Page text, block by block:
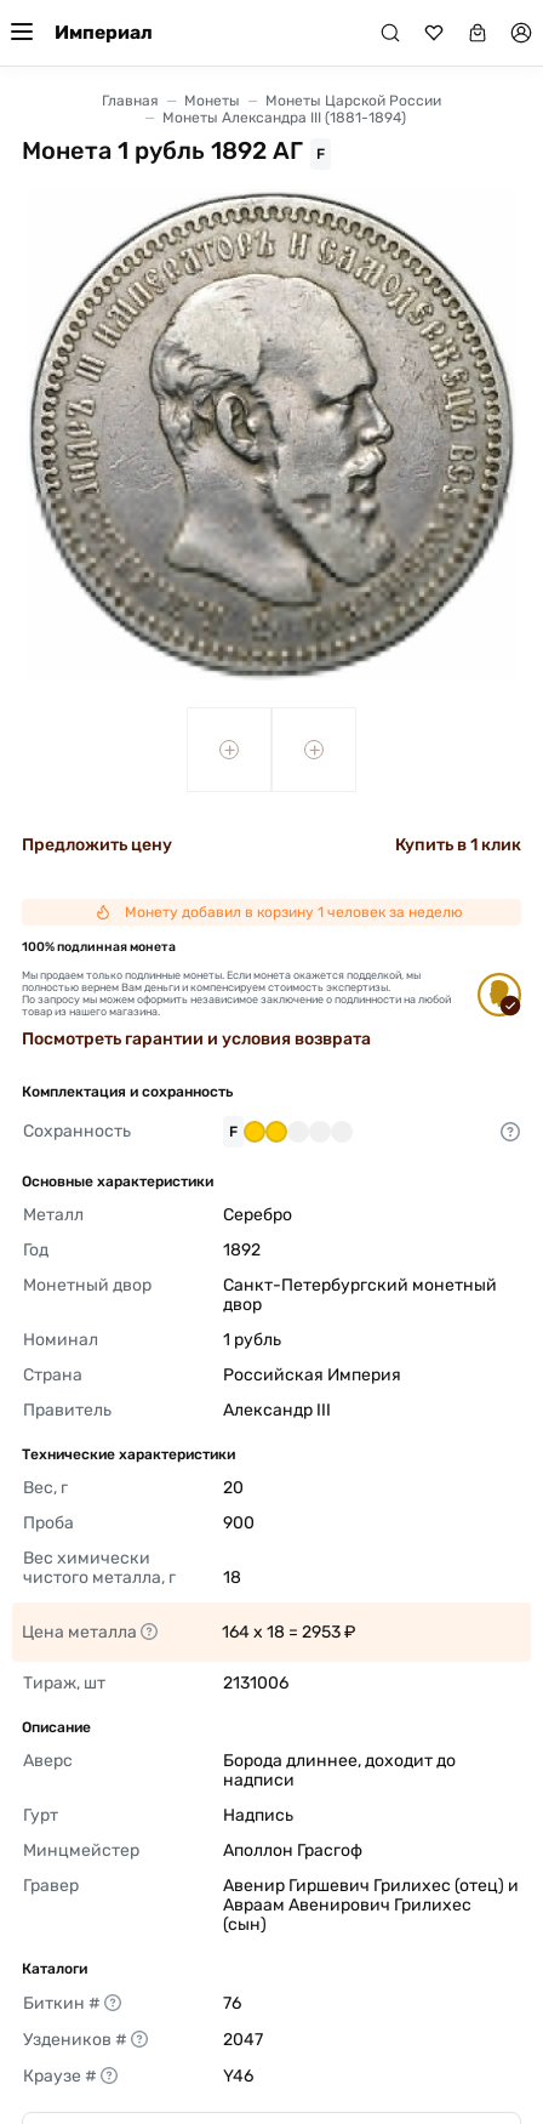
Империал
Главная Монеты
Монеты Царской России
Монеты Александра III (1881-1894)
Монета 1 рубль 1892 АГ F
+ +
Предложить цену Купить в 1 клик
Монету добавил в корзину 1 человек за неделю
100% подлинная монета
Мы продаем только подлинные монеты. Если монета окажется подделкой, мы
полностью вернем Вам деньги и компенсируем стоимость экспертизы.
По запросу мы можем оформить независимое заключение о подлинности на любой
товар из нашего магазина.
Посмотреть гарантии и условия возврата
Комплектация и сохранность
Сохранность F
Основные характеристики
Металл
Серебро
Год
1892
Монетный двор
Санкт-Петербургский монетный
двор
Номинал
1 рубль
Страна
Российская Империя
Правитель
Александр III
Технические характеристики
Вес, г
20
Проба
900
Вес химически
чистого металла, г
18
Цена металла 164 x 18 = 2953 ₽
Тираж, шт 2131006
Описание
Аверс
Борода длиннее, доходит до
надписи
Гурт
Надпись
Минцмейстер
Аполлон Грасгоф
Гравер
Авенир Гиршевич Грилихес (отец) и
Авраам Авенирович Грилихес
(сын)
Каталоги
Биткин #
76
Уздеников #
2047
Краузе #
Y46